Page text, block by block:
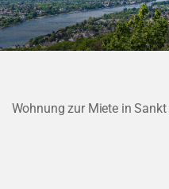
Wohnung zur Miete in